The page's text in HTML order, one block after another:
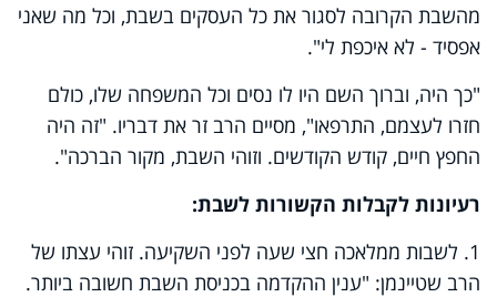
מהשבת הקרובה לסגור את כל העסקים בשבת, וכל מה שאני
אפסיד - לא איכפת לי".
"כך היה, וברוך השם היו לו נסים וכל המשפחה שלו, כולם
חזרו לעצמם, התרפאו", מסיים הרב זר את דבריו. "זה היה
החפץ חיים, קודש הקודשים. וזוהי השבת, מקור הברכה".
רעיונות לקבלות הקשורות לשבת:
1. לשבות ממלאכה חצי שעה לפני השקיעה. זוהי עצתו של
הרב שטיינמן: "ענין ההקדמה בכניסת השבת חשובה ביותר.